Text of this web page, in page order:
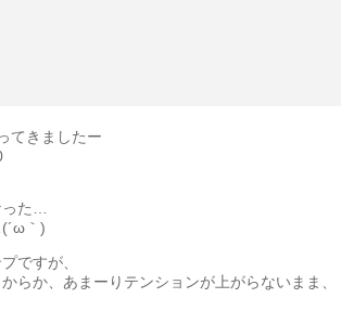
てきましたー
た…
｀)
ですが、
らか、あまーりテンションが上がらないまま、